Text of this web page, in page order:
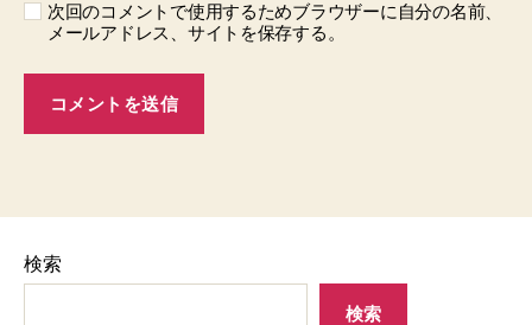
次回のコメントで使用するためブラウザーに自分の名前、
メールアドレス、サイトを保存する。
検索
検索